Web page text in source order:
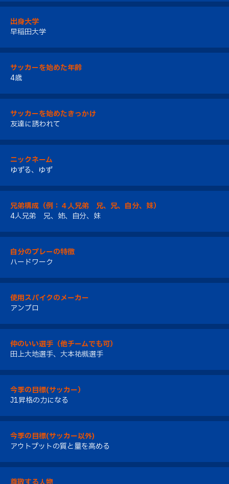
出身大学
早稲田大学
サッカーを始めた年齢
4歳
サッカーを始めたきっかけ
友達に誘われて
ニックネーム
ゆずる、ゆず
兄弟構成（例：４人兄弟 兄、兄、自分、妹）
4人兄弟 兄、姉、自分、妹
自分のプレーの特徴
ハードワーク
使用スパイクのメーカー
アンブロ
仲のいい選手（他チームでも可）
田上大地選手、大本祐槻選手
今季の目標(サッカー）
J1昇格の力になる
今季の目標(サッカー以外)
アウトプットの質と量を高める